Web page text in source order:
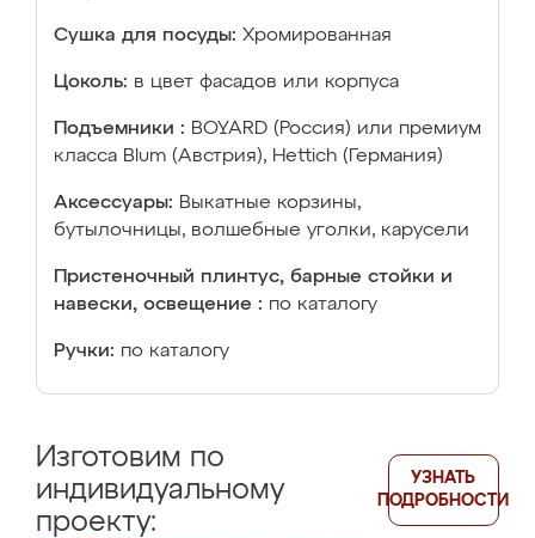
Сушка для посуды: Хромированная
Цоколь: в цвет фасадов или корпуса
Подъемники : BOYARD (Россия) или премиум
класса Blum (Австрия), Hettich (Германия)
Аксессуары: Выкатные корзины,
бутылочницы, волшебные уголки, карусели
Пристеночный плинтус, барные стойки и
навески, освещение : по каталогу
Ручки: по каталогу
Изготовим по
индивидуальному
проекту:
УЗНАТЬ
ПОДРОБНОСТИ